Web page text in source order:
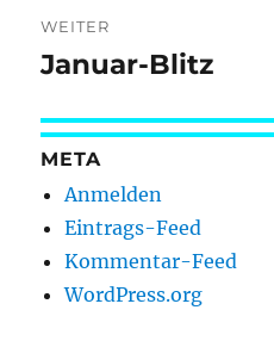
WEITER
Nächster
Januar-Blitz
META
Anmelden
Eintrags-Feed
Kommentar-Feed
WordPress.org